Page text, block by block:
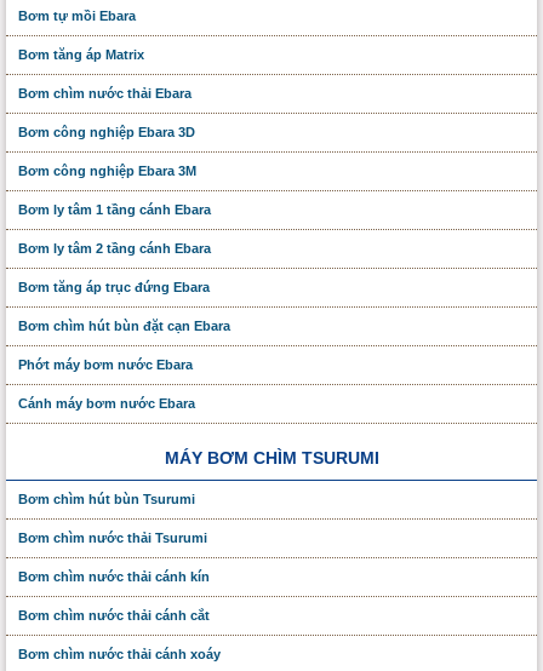
Bơm tự mồi Ebara
Bơm tăng áp Matrix
Bơm chìm nước thải Ebara
Bơm công nghiệp Ebara 3D
Bơm công nghiệp Ebara 3M
Bơm ly tâm 1 tầng cánh Ebara
Bơm ly tâm 2 tầng cánh Ebara
Bơm tăng áp trục đứng Ebara
Bơm chìm hút bùn đặt cạn Ebara
Phớt máy bơm nước Ebara
Cánh máy bơm nước Ebara
MÁY BƠM CHÌM TSURUMI
Bơm chìm hút bùn Tsurumi
Bơm chìm nước thải Tsurumi
Bơm chìm nước thải cánh kín
Bơm chìm nước thải cánh cắt
Bơm chìm nước thải cánh xoáy